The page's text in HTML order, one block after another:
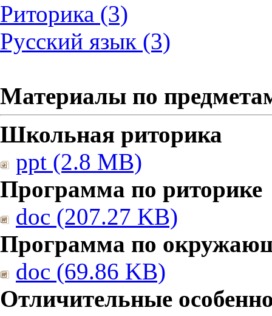
Риторика (3)
Русский язык (3)
Материалы по
Школьная риторика
ppt (2.8 MB)
Программа по риторике
doc (207.27 KB)
Программа по
doc (69.86 KB)
Отличительные